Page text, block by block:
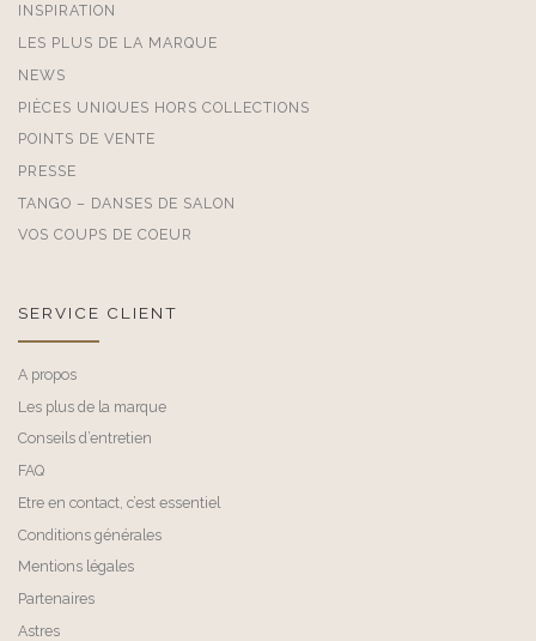
INSPIRATION
LES PLUS DE LA MARQUE
NEWS
PIÈCES UNIQUES HORS COLLECTIONS
POINTS DE VENTE
PRESSE
TANGO – DANSES DE SALON
VOS COUPS DE COEUR
SERVICE CLIENT
A propos
Les plus de la marque
Conseils d’entretien
FAQ
Etre en contact, c’est essentiel
Conditions générales
Mentions légales
Partenaires
Astres